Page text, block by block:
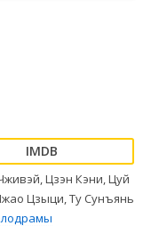
Цзэн Кэни, Цуй
Цзыци, Ту Сунъянь